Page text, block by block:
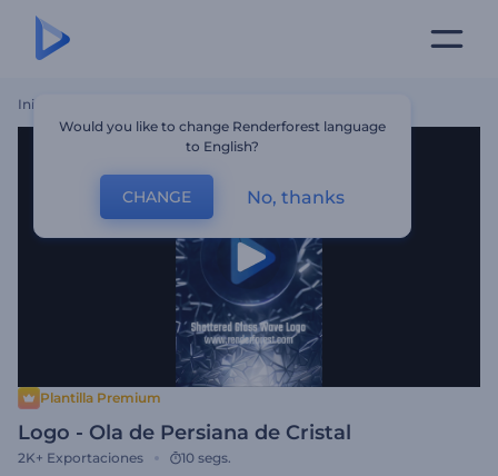
Inicio
Plantilla Premium
Logo - Ola de Persiana de Cristal
2K+ Exportaciones 10 segs.
Would you like to change Renderforest language
to English?
CHANGE No, thanks